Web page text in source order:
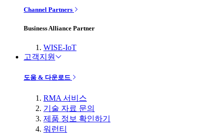
Channel Partners
Business Alliance Partner
WISE-IoT
고객지원
도움 & 다운로드
RMA 서비스
기술 자료 문의
제품 정보 확인하기
워런티